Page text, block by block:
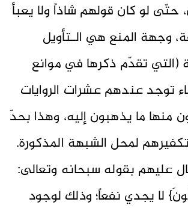
حتّى لو كان قولهم شاذاً ولا يعبأ
وجهة المنع هي الـتأويل
(التي تقدّم ذكرها في موانع
توجد عندهم عشرات الروايات
منها ما يذهبون إليه، وهذا بحدّ
لمحل الشبهة المذكورة.
عليهم بقوله سبحانه وتعالى:
لا يجدي نفعاً؛ وذلك لوجود